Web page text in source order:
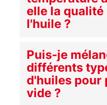
elle la qualité
l'huile ?
Puis-je
différents
d'huiles pour
vide ?